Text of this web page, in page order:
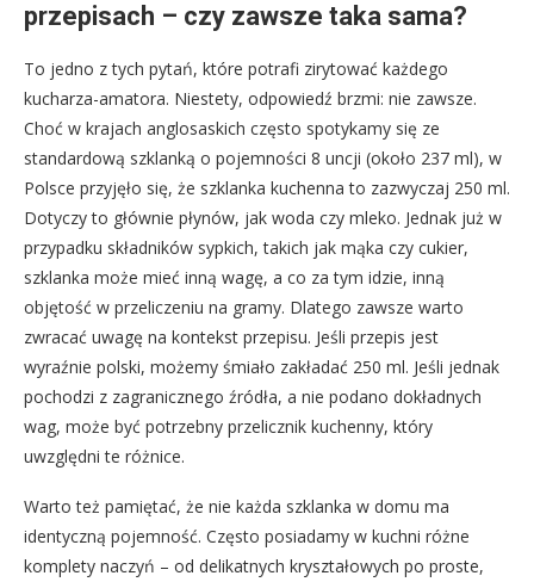
przepisach – czy zawsze taka sama?
To jedno z tych pytań, które potrafi zirytować każdego
kucharza-amatora. Niestety, odpowiedź brzmi: nie zawsze.
Choć w krajach anglosaskich często spotykamy się ze
standardową szklanką o pojemności 8 uncji (około 237 ml), w
Polsce przyjęło się, że szklanka kuchenna to zazwyczaj 250 ml.
Dotyczy to głównie płynów, jak woda czy mleko. Jednak już w
przypadku składników sypkich, takich jak mąka czy cukier,
szklanka może mieć inną wagę, a co za tym idzie, inną
objętość w przeliczeniu na gramy. Dlatego zawsze warto
zwracać uwagę na kontekst przepisu. Jeśli przepis jest
wyraźnie polski, możemy śmiało zakładać 250 ml. Jeśli jednak
pochodzi z zagranicznego źródła, a nie podano dokładnych
wag, może być potrzebny przelicznik kuchenny, który
uwzględni te różnice.
Warto też pamiętać, że nie każda szklanka w domu ma
identyczną pojemność. Często posiadamy w kuchni różne
komplety naczyń – od delikatnych kryształowych po proste,